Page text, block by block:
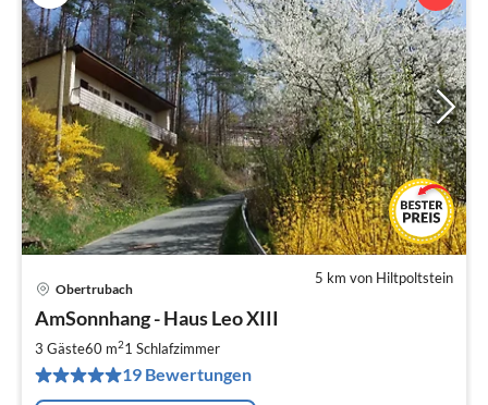
5 km von Hiltpoltstein
Obertrubach
AmSonnhang - Haus Leo XIII
3 Gäste60 m21 Schlafzimmer
19 Bewertungen